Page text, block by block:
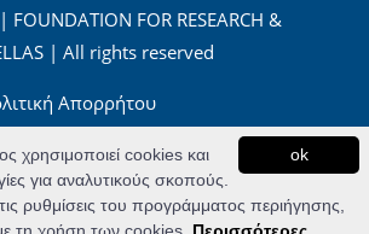
FOR RESEARCH &
| All rights reserved
Απορρήτου
Systems ok
χρησιμοποιεί cookies και
για αναλυτικούς σκοπούς.
ρυθμίσεις του προγράμματος περιήγησης,